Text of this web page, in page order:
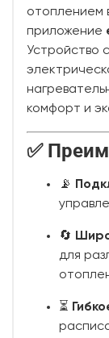
отоплением
приложение
Устройство
комфорт и
✅
📡
🔄
для
⏳